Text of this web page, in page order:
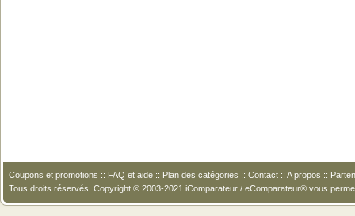
Coupons et promotions :: FAQ et aide :: Plan des catégories :: Contact :: A propos ::
Tous droits réservés. Copyright © 2003-2021 iComparateur / eComparateur® vous